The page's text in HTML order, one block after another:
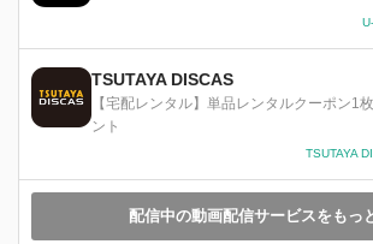
TSUTAYA DISCAS
【宅配レンタル】単品レンタルクーポン1
ント
TSUTAYA
配信中の動画配信サービスをもっ